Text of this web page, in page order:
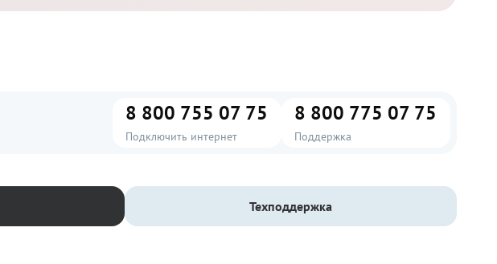
8 800 755 07 75
Подключить интернет
8 800 775 07 75
Поддержка
Техподдержка